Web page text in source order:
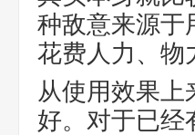
种敌意来源于
花费人力、物
从使用效果上
好。对于已经